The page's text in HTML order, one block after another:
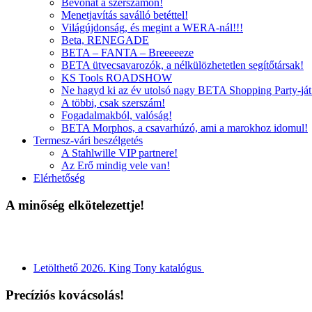
Bevonat a szerszámon!
Menetjavítás saválló betéttel!
Világújdonság, és megint a WERA-nál!!!
Beta, RENEGADE
BETA – FANTA – Breeeeeze
BETA ütvecsavarozók, a nélkülözhetetlen segítőtársak!
KS Tools ROADSHOW
Ne hagyd ki az év utolsó nagy BETA Shopping Party-
A többi, csak szerszám!
Fogadalmakból, valóság!
BETA Morphos, a csavarhúzó, ami a marokhoz idomul!
Termesz-vári beszélgetés
A Stahlwille VIP partnere!
Az Erő mindig vele van!
Elérhetőség
A minőség elkötelezettje!
Letölthető 2026. King Tony katalógus
Precíziós kovácsolás!